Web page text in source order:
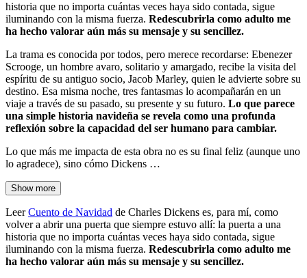
historia que no importa cuántas veces haya sido contada, sigue
iluminando con la misma fuerza. Redescubrirla como adulto me
ha hecho valorar aún más su mensaje y su sencillez.
La trama es conocida por todos, pero merece recordarse: Ebenezer
Scrooge, un hombre avaro, solitario y amargado, recibe la visita del
espíritu de su antiguo socio, Jacob Marley, quien le advierte sobre su
destino. Esa misma noche, tres fantasmas lo acompañarán en un
viaje a través de su pasado, su presente y su futuro. Lo que parece
una simple historia navideña se revela como una profunda
reflexión sobre la capacidad del ser humano para cambiar.
Lo que más me impacta de esta obra no es su final feliz (aunque uno
lo agradece), sino cómo Dickens …
Show more
LeerCuento de Navidad de Charles Dickens es, para mí, como
volver a abrir una puerta que siempre estuvo allí: la puerta a una
historia que no importa cuántas veces haya sido contada, sigue
iluminando con la misma fuerza. Redescubrirla como adulto me
ha hecho valorar aún más su mensaje y su sencillez.